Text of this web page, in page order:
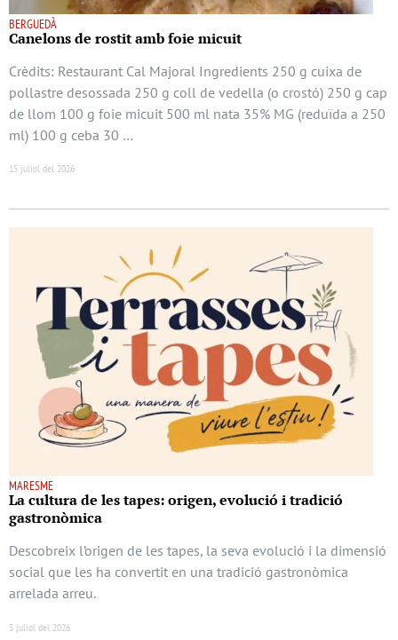
BERGUEDÀ
Canelons de rostit amb foie micuit
Crèdits: Restaurant Cal Majoral Ingredients 250 g cuixa de
pollastre desossada 250 g coll de vedella (o crostó) 250 g cap
de llom 100 g foie micuit 500 ml nata 35% MG (reduïda a 250
ml) 100 g ceba 30 …
15 juliol del 2026
MARESME
La cultura de les tapes: origen, evolució i tradició
gastronòmica
Descobreix l’origen de les tapes, la seva evolució i la dimensió
social que les ha convertit en una tradició gastronòmica
arrelada arreu.
3 juliol del 2026